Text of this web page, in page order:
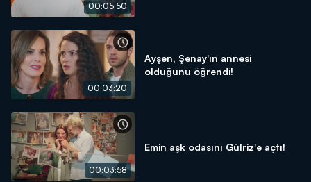
00:05:50
00:03:20
Ayşen, Şenay'ın annesi
olduğunu öğrendi!
00:03:58
Emin aşk odasını Gülriz'e açtı!